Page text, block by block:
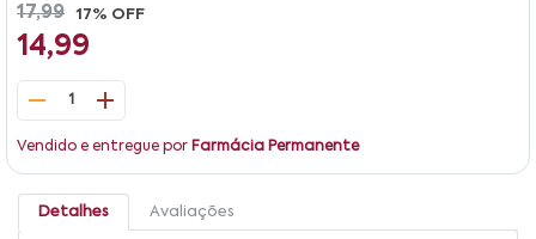
17,99 17% OFF
14,99
1
Vendido e entregue por Farmácia Permanente
Detalhes Avaliações